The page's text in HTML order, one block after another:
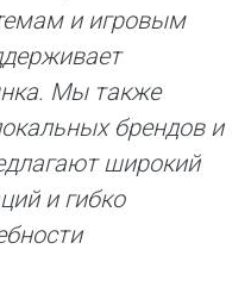
и игровым
Мы также
брендов и
широкий
и гибко